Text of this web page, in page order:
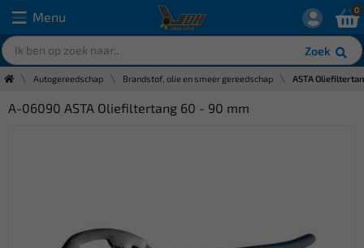
Menu
Zoek
0
Autogereedschap Brandstof, olie en smeer gereedschap ASTA
A-06090 ASTA Oliefiltertang 60 - 90 mm